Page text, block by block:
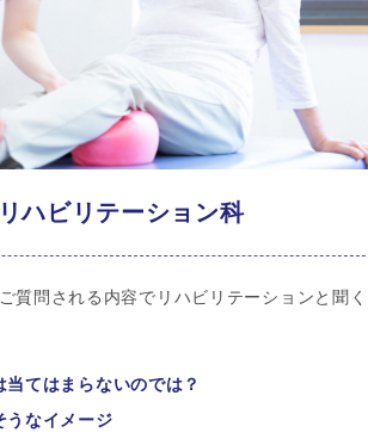
リハビリテーション科
質問される内容で リハビリテーションと聞く
当てはまらないのでは？
うなイメージ